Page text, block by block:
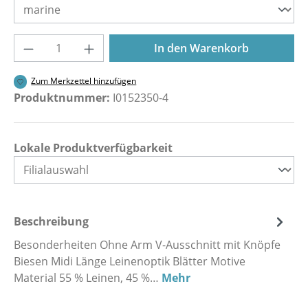
Produkt Anzahl: Gib den gewünschten
In den Warenkorb
Zum Merkzettel hinzufügen
Produktnummer: I0152350-4
Lokale Produktverfügbarkeit
Beschreibung
Besonderheiten Ohne Arm V-Ausschnitt mit Knöpfe
Biesen Midi Länge Leinenoptik Blätter Motive
Material 55 % Leinen, 45 %… Mehr